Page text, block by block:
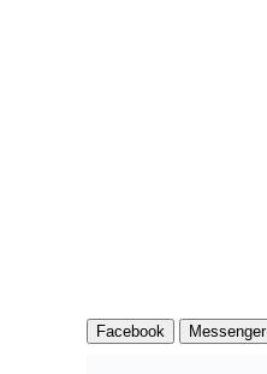
Facebook Messenger